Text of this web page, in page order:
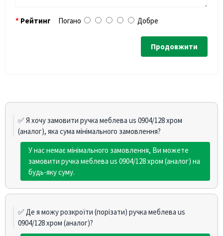
Рейтинг Погано Добре
Продовжити
✅ Я хочу замовити ручка меблева us 0904/128 хром
(аналог), яка сума мінімального замовлення?
У нас немає мінімального замовлення, Ви можете
замовити ручка меблева us 0904/128 хром (аналог) на
будь-яку суму.
✅ Де я можу розкроїти (порізати) ручка меблева us
0904/128 хром (аналог)?